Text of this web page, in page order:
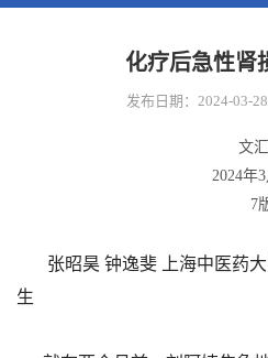
化疗后急性肾
发布日期：2024-03-28
文
2024年
7
张昭昊 钟逸斐 上海中医药
生